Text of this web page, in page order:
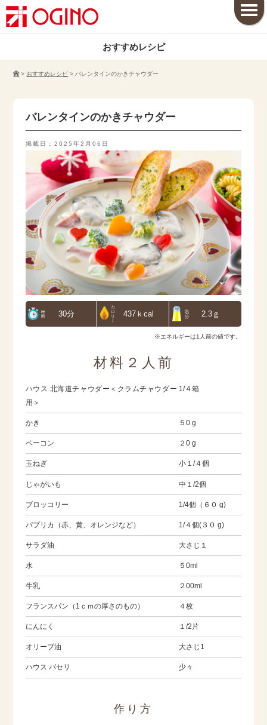
おすすめレシピ
> おすすめレシピ > バレンタインのかきチャウダー
バレンタインのかきチャウダー
掲載日：2025年2月06日
30分 437ｋcal 2.3ｇ
※エネルギーは1人前の値です。
材料２人前
ハウス 北海道チャウダー＜クラムチャウダー
用＞
1/４箱
かき ５0 g
ベーコン ２0 g
玉ねぎ 小１/４個
じゃがいも 中１/2個
ブロッコリー 1/4個（６０ g)
パプリカ（赤、黄、オレンジなど） 1/４個(３０ g)
サラダ油 大さじ１
水 ５0ml
牛乳 ２00ml
フランスパン（1ｃｍの厚さのもの） ４枚
にんにく １/2片
オリーブ油 大さじ1
ハウス パセリ 少々
作り方